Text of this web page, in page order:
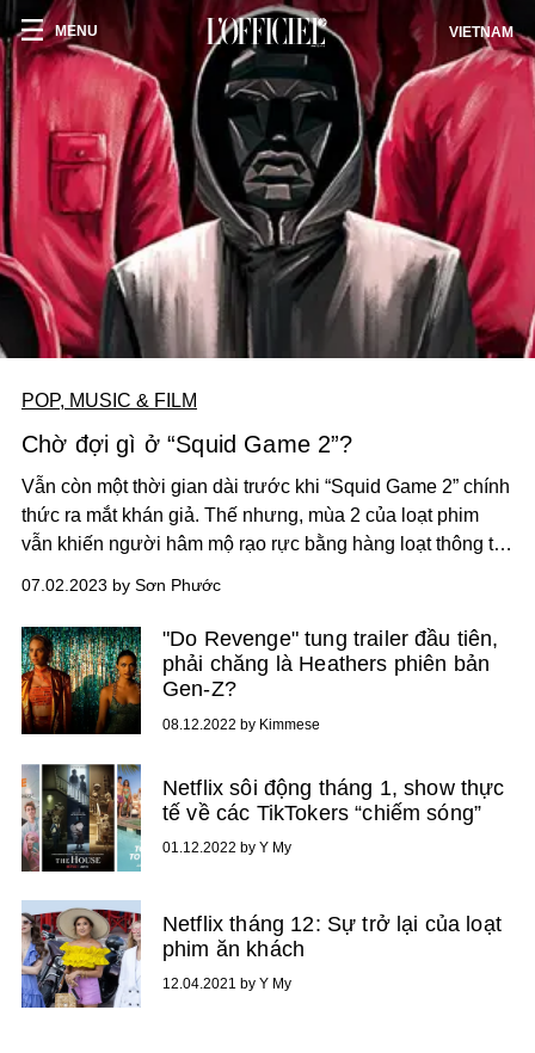
MENU VIETNAM
POP, MUSIC & FILM
Chờ đợi gì ở “Squid Game 2”?
Vẫn còn một thời gian dài trước khi “Squid Game 2” chính
thức ra mắt khán giả. Thế nhưng, mùa 2 của loạt phim
vẫn khiến người hâm mộ rạo rực bằng hàng loạt thông tin
viên mới là yếu tố được nhiều khán giả chú ý.
07.02.2023 by Sơn Phước
"Do Revenge" tung trailer đầu tiên,
phải chăng là Heathers phiên bản
Gen-Z?
08.12.2022 by Kimmese
Netflix sôi động tháng 1, show thực
tế về các TikTokers “chiếm sóng”
01.12.2022 by Y My
Netflix tháng 12: Sự trở lại của loạt
phim ăn khách
12.04.2021 by Y My